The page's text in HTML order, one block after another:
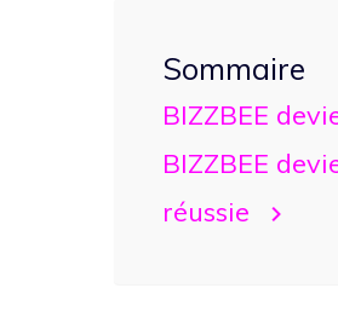
Sommaire
BIZZBEE
BIZZBEE
réussie